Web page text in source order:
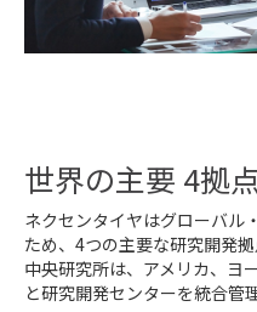
世界の主要 4拠点
ネクセンタイヤはグローバル
ため、4つの主要な研究開発
中央研究所は、アメリカ、ヨ
と研究開発センターを統合管